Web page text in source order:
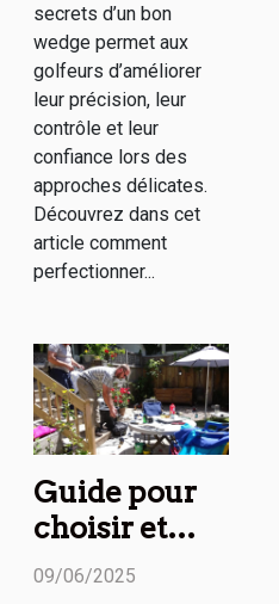
secrets d’un bon
wedge permet aux
golfeurs d’améliorer
leur précision, leur
contrôle et leur
confiance lors des
approches délicates.
Découvrez dans cet
article comment
perfectionner...
Guide pour
choisir et
installer un
09/06/2025